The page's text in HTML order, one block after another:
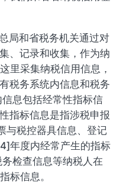
局和省税务机关通过对
、记录和收集，作为纳
里采集纳税信用信息，
税务系统内信息和税务
息包括经常性指标信
指标信息是指涉税申报
与税控器具信息、登记
年度内经常产生的指标
检查信息等纳税人在
标信息。